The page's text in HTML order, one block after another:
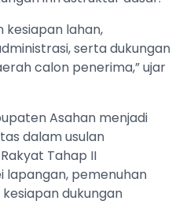
kesiapan lahan,
serta dukungan
calon penerima,” ujar
Asahan menjadi
dalam usulan
Tahap II
lapangan, pemenuhan
dukungan